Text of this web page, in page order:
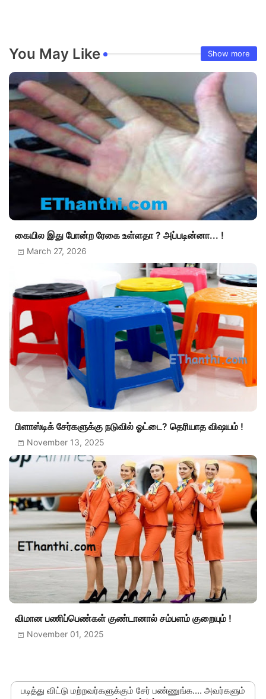
You May Like Show more
கையில இது போன்ற ரேகை உள்ளதா ? அப்படின்னா... !
March 27, 2026
பிளாஸ்டிக் சேர்களுக்கு நடுவில் ஓட்டை? தெரியாத விஷயம் !
November 13, 2025
விமான பணிப்பெண்கள் குண்டானால் சம்பளம் குறையும் !
November 01, 2025
படித்து விட்டு மற்றவர்களுக்கும் சேர் பண்ணுங்க.... அவர்களும்